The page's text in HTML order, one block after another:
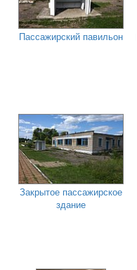
Пассажирский павильон
Закрытое пассажирское
здание